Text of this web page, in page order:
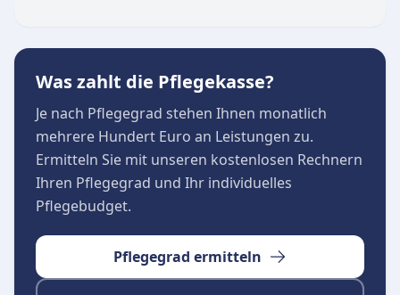
Was zahlt die Pflegekasse?
Je nach Pflegegrad stehen Ihnen monatlich
mehrere Hundert Euro an Leistungen zu.
Ermitteln Sie mit unseren kostenlosen Rechnern
Ihren Pflegegrad und Ihr individuelles
Pflegebudget.
Pflegegrad ermitteln